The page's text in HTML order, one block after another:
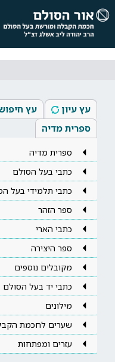
עץ עיון עץ
ספרית מדיה
ספרית מדיה
כתבי בעל הסולם
כתבי תלמידי בעל
ספר הזהר
כתבי הארי
ספר היצירה
מקובלים נוספים
כתבי יד בעל הסולם
מילונים
שערים לחכמת
עזרים ומפתחות